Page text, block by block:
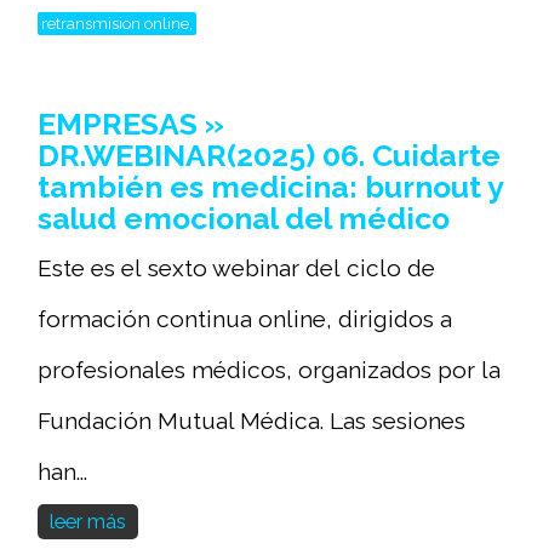
retransmision online,
EMPRESAS »
DR.WEBINAR(2025) 06. Cuidarte
también es medicina: burnout y
salud emocional del médico
Este es el sexto webinar del ciclo de
formación continua online, dirigidos a
profesionales médicos, organizados por la
Fundación Mutual Médica. Las sesiones
han...
leer más